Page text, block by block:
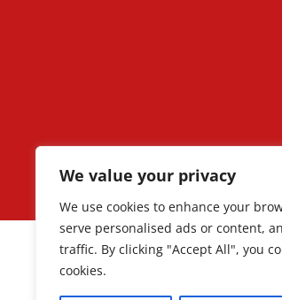
We value your privacy
We use cookies to enhance your
serve personalised ads or content,
traffic. By clicking "Accept All", you
cookies.